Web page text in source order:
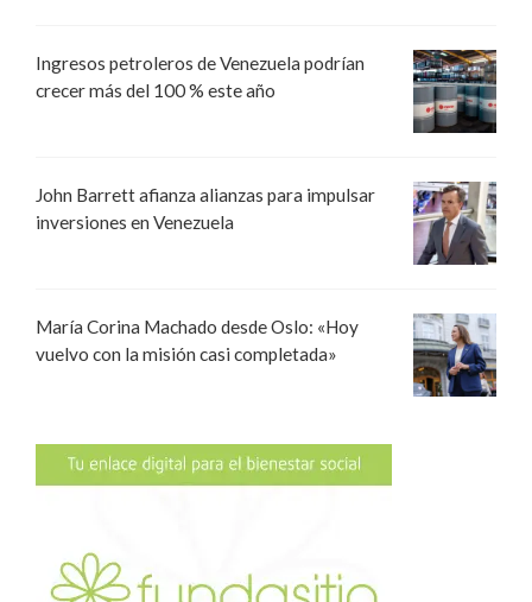
Ingresos petroleros de Venezuela podrían
crecer más del 100 % este año
John Barrett afianza alianzas para impulsar
inversiones en Venezuela
María Corina Machado desde Oslo: «Hoy
vuelvo con la misión casi completada»